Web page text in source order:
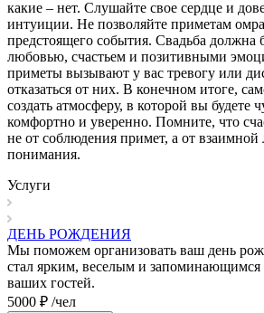
какие – нет. Слушайте свое сердце и
интуиции. Не позволяйте приметам
предстоящего события. Свадьба должна
любовью, счастьем и позитивными
приметы вызывают у вас тревогу или
отказаться от них. В конечном итоге,
создать атмосферу, в которой вы будете
комфортно и уверенно. Помните, что
не от соблюдения примет, а от
понимания.
Услуги
ДЕНЬ РОЖДЕНИЯ
Мы поможем организовать ваш день
стал ярким, веселым и запоминающимся
ваших гостей.
5000 ₽ /чел